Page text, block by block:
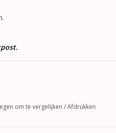
om te vergelijken /Afdrukken